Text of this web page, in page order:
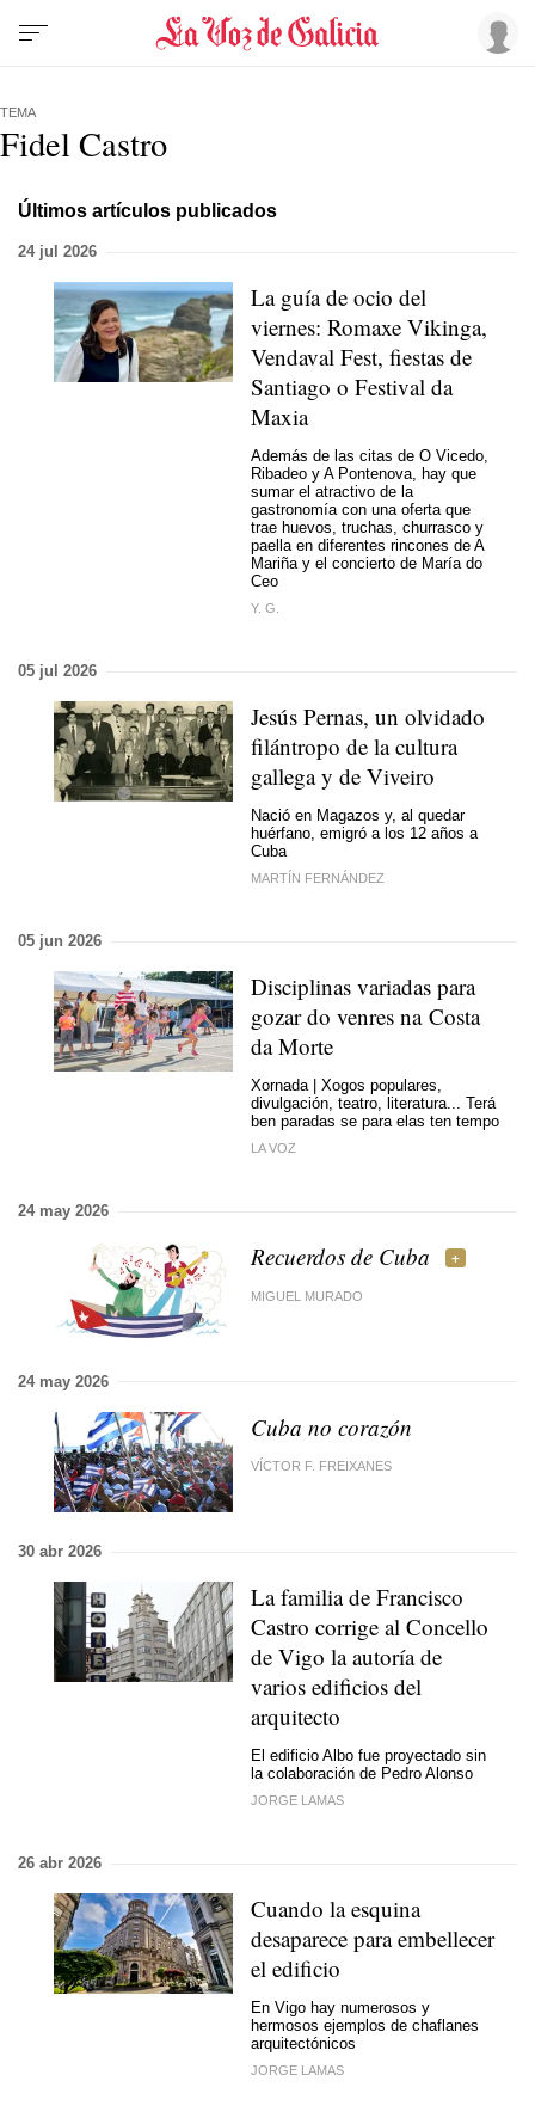
TEMA
Fidel Castro
Últimos artículos publicados
24 jul 2026
La guía de ocio del
viernes: Romaxe Vikinga,
Vendaval Fest, fiestas de
Santiago o Festival da
Maxia
Además de las citas de O Vicedo,
Ribadeo y A Pontenova, hay que
sumar el atractivo de la
gastronomía con una oferta que
trae huevos, truchas, churrasco y
paella en diferentes rincones de A
Mariña y el concierto de María do
Ceo
Y. G.
05 jul 2026
Jesús Pernas, un olvidado
filántropo de la cultura
gallega y de Viveiro
Nació en Magazos y, al quedar
huérfano, emigró a los 12 años a
Cuba
MARTÍN FERNÁNDEZ
05 jun 2026
Disciplinas variadas para
gozar do venres na Costa
da Morte
Xornada | Xogos populares,
divulgación, teatro, literatura... Terá
ben paradas se para elas ten tempo
LA VOZ
24 may 2026
Recuerdos de Cuba
MIGUEL MURADO
24 may 2026
Cuba no corazón
VÍCTOR F. FREIXANES
30 abr 2026
La familia de Francisco
Castro corrige al Concello
de Vigo la autoría de
varios edificios del
arquitecto
El edificio Albo fue proyectado sin
la colaboración de Pedro Alonso
JORGE LAMAS
26 abr 2026
Cuando la esquina
desaparece para embellecer
el edificio
En Vigo hay numerosos y
hermosos ejemplos de chaflanes
arquitectónicos
JORGE LAMAS